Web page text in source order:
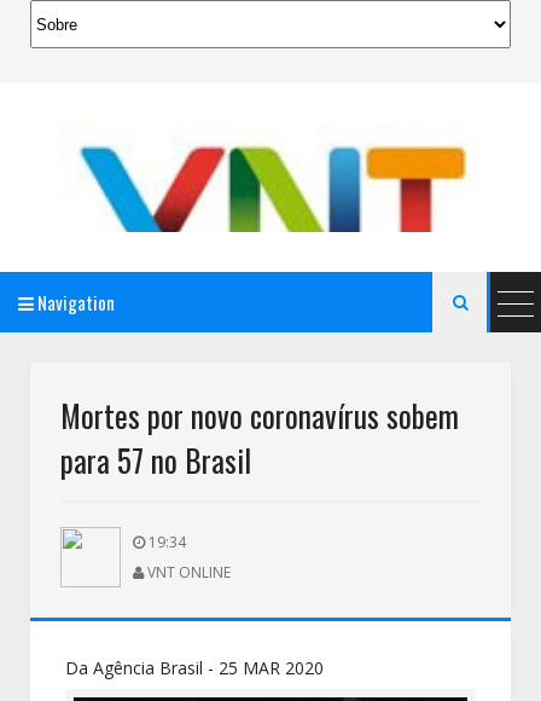
Navigation 
Mortes por novo coronavírus sobem
para 57 no Brasil
19:34
VNT ONLINE
Da Agência Brasil - 25 MAR 2020